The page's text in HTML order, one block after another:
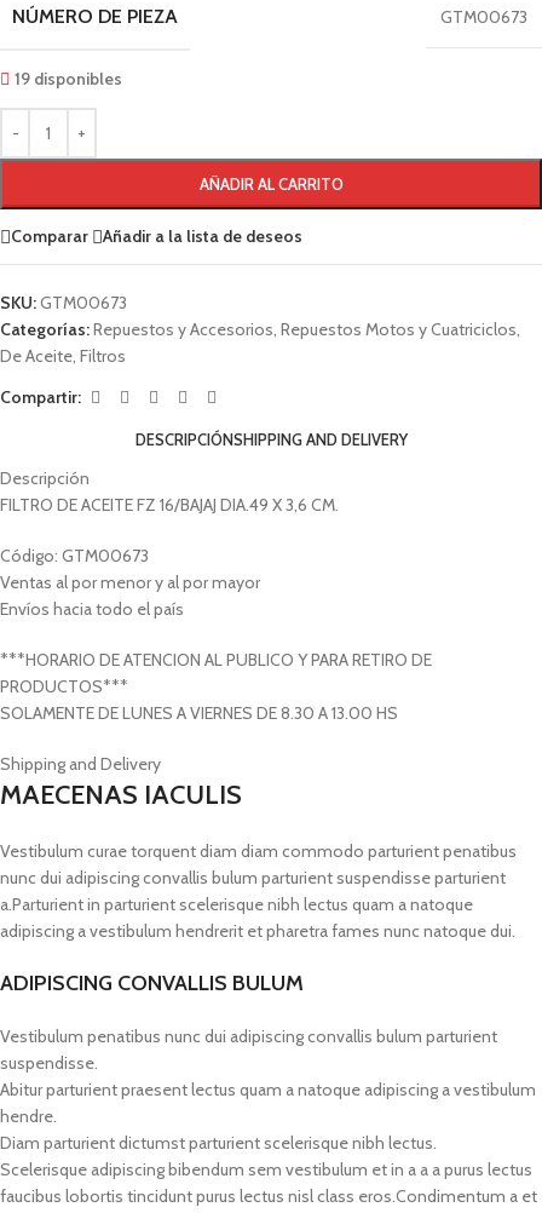
NÚMERO DE PIEZA GTM00673
19 disponibles
AÑADIR AL CARRITO
Comparar Añadir a la lista de deseos
SKU:GTM00673
Categorías:Repuestos y Accesorios Repuestos Motos y Cuatriciclos
De Aceite Filtros
Compartir:
DESCRIPCIÓNSHIPPING AND DELIVERY
Descripción
FILTRO DE ACEITE FZ 16/BAJAJ DIA.49 X 3,6 CM.
Código: GTM00673
Ventas al por menor y al por mayor
Envíos hacia todo el país
***HORARIO DE ATENCION AL PUBLICO Y PARA RETIRO DE
PRODUCTOS***
SOLAMENTE DE LUNES A VIERNES DE 8.30 A 13.00 HS
Shipping and Delivery
MAECENAS IACULIS
Vestibulum curae torquent diam diam commodo parturient penatibus
nunc dui adipiscing convallis bulum parturient suspendisse parturient
a.Parturient in parturient scelerisque nibh lectus quam a natoque
adipiscing a vestibulum hendrerit et pharetra fames nunc natoque dui.
ADIPISCING CONVALLIS BULUM
Vestibulum penatibus nunc dui adipiscing convallis bulum parturient
suspendisse.
Abitur parturient praesent lectus quam a natoque adipiscing a vestibulum
hendre.
Diam parturient dictumst parturient scelerisque nibh lectus.
Scelerisque adipiscing bibendum sem vestibulum et in a a a purus lectus
faucibus lobortis tincidunt purus lectus nisl class eros.Condimentum a et